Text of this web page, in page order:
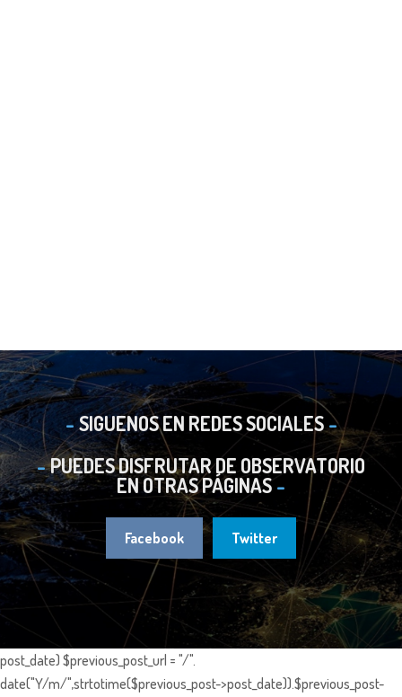
SIGUENOS EN REDES SOCIALES
PUEDES DISFRUTAR DE OBSERVATORIO
EN OTRAS PÁGINAS
Facebook Twitter
post_date) $previous_post_url = "/".
date("Y/m/",strtotime($previous_post->post_date)).$previous_post-